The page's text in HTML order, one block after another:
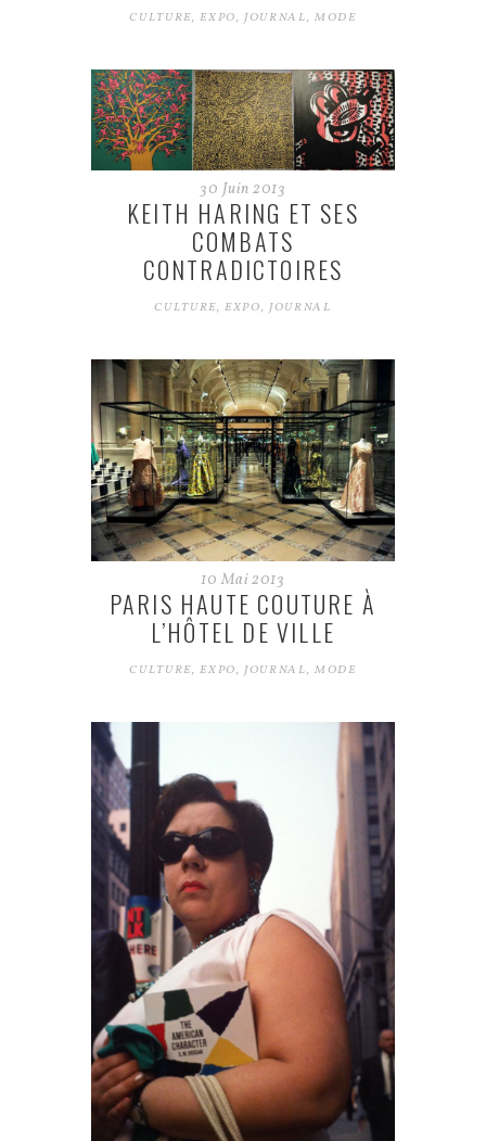
CULTURE,EXPO,JOURNAL,MODE
30 Juin 2013
KEITH HARING ET SES
COMBATS
CONTRADICTOIRES
CULTURE,EXPO,JOURNAL
10 Mai2013
PARIS HAUTE COUTURE À
L’HÔTEL DE VILLE
CULTURE,EXPO,JOURNAL,MODE